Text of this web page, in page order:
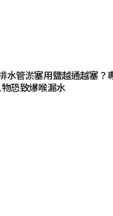
水管淤塞用鹽越通越塞？
恐致爆喉漏水